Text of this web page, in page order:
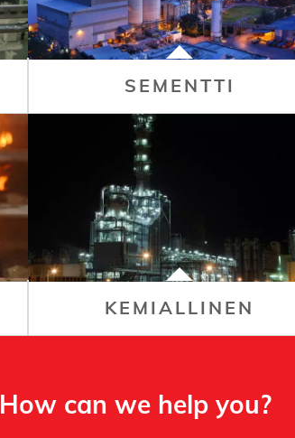
SEMENTTI
KEMIALLINEN
How can we help you?